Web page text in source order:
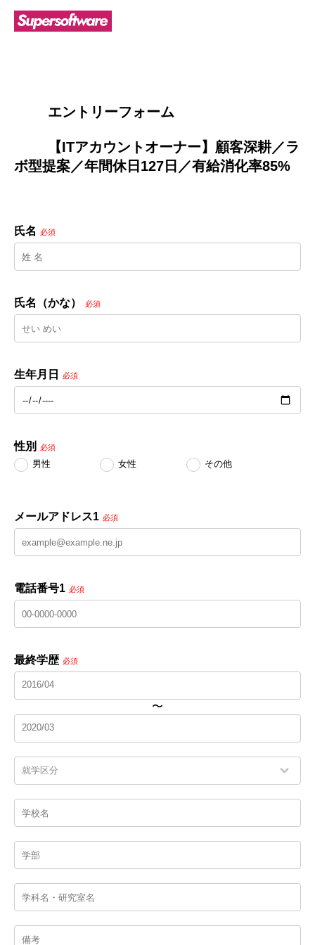
        エントリーフォーム
ボ型提案／年間休日127日／有給消化率85%
氏名 必須
氏名（かな） 必須
生年月日 必須
性別 必須
男性 女性 その他
メールアドレス1 必須
電話番号1 必須
最終学歴 必須
〜